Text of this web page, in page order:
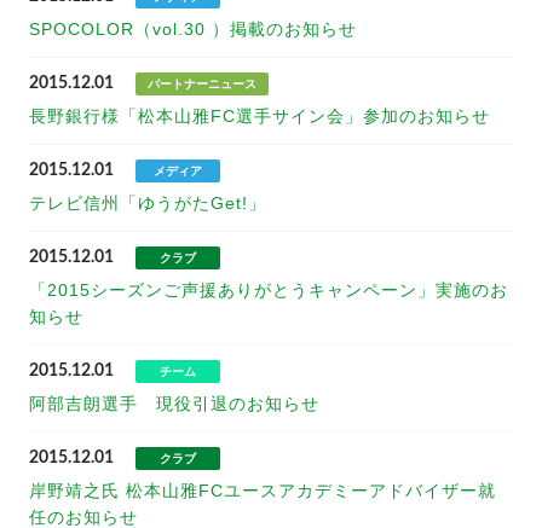
SPOCOLOR（vol.30 ）掲載のお知らせ
2015.12.01 パートナーニュース
長野銀行様「松本山雅FC選手サイン会」参加のお知らせ
2015.12.01 メディア
テレビ信州「ゆうがたGet!」
2015.12.01 クラブ
「2015シーズンご声援ありがとうキャンペーン」実施のお
知らせ
2015.12.01 チーム
阿部吉朗選手 現役引退のお知らせ
2015.12.01 クラブ
岸野靖之氏 松本山雅FCユースアカデミーアドバイザー就
任のお知らせ